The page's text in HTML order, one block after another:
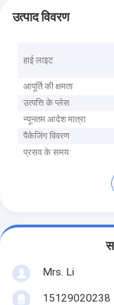
उत्पाद विवरण
हाई लाइट
आपूर्ति की क्षमता
उत्पत्ति के प्लेस
न्यूनतम आदेश मात्रा
पैकेजिंग विवरण
प्रसव के समय
Mrs. Li
15129020238